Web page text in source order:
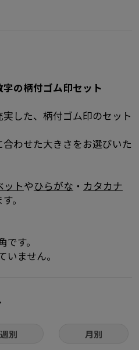
の柄付ゴム印セット
した、柄付ゴム印のセット
わせた大きさをお選びいた
ットやひらがな ・ カタカナ
。
す。
ません。
週別 月別